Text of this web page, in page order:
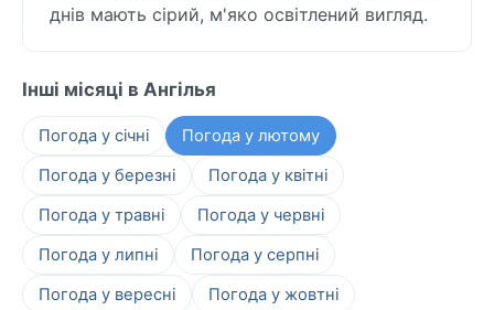
днів мають сірий, м'яко освітлений вигляд.
Інші місяці в Ангілья
Погода у січні
Погода у лютому
Погода у березні
Погода у квітні
Погода у травні
Погода у червні
Погода у липні
Погода у серпні
Погода у вересні
Погода у жовтні